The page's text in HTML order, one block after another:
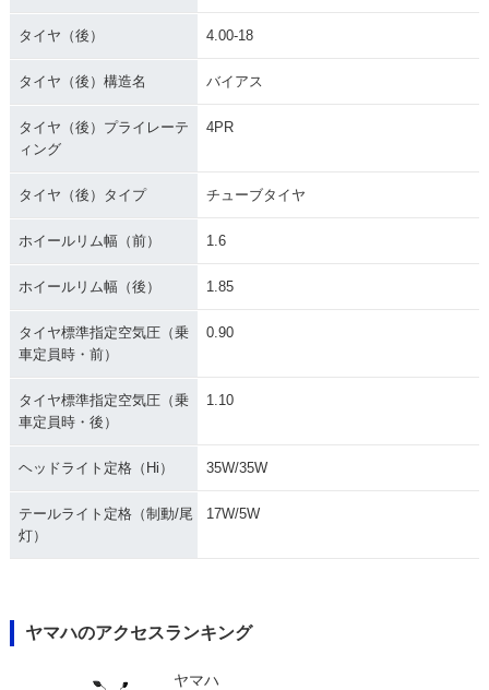
タイヤ（後） 4.00-18
タイヤ（後）構造名 バイアス
タイヤ（後）プライレーテ
ィング
4PR
タイヤ（後）タイプ チューブタイヤ
ホイールリム幅（前） 1.6
ホイールリム幅（後） 1.85
タイヤ標準指定空気圧（乗
車定員時・前）
0.90
タイヤ標準指定空気圧（乗
車定員時・後）
1.10
ヘッドライト定格（Hi） 35W/35W
テールライト定格（制動/尾
灯）
17W/5W
ヤマハのアクセスランキング
ヤマハ